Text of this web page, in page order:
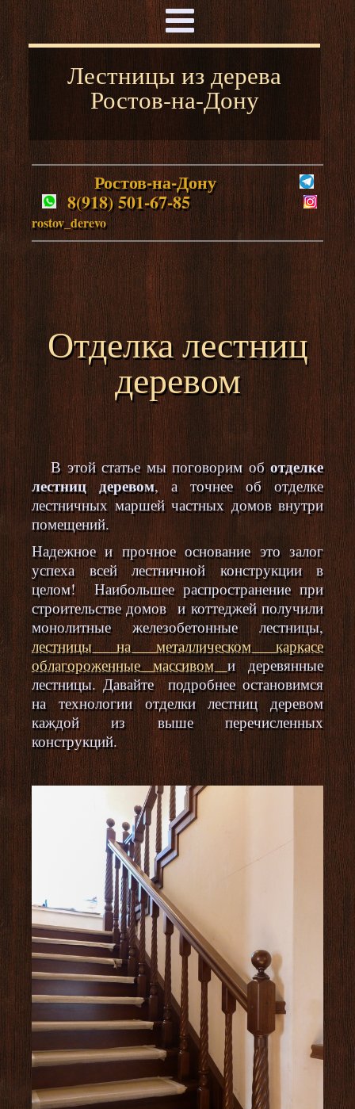
Лестницы из дерева
Ростов-на-Дону
Ростов-на-Дону
8(918) 501-67-85
rostov_derevo
Отделка лестниц
деревом
В этой статье мы поговорим об отделке
лестниц деревом, а точнее об отделке
лестничных маршей частных домов внутри
помещений.
Надежное и прочное основание это залог
успеха всей лестничной конструкции в
целом! Наибольшее распространение при
строительстве домов и коттеджей получили
монолитные железобетонные лестницы,
лестницы на металлическом каркасе
облагороженные массивом и деревянные
лестницы. Давайте подробнее остановимся
на технологии отделки лестниц деревом
каждой из выше перечисленных
конструкций.